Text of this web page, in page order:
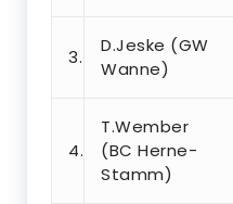
3.
D.Jeske (GW
Wanne)
4.
T.Wember
(BC Herne-
Stamm)